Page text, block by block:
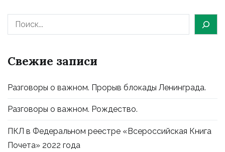
Свежие записи
Разговоры о важном. Прорыв блокады Ленинграда.
Разговоры о важном. Рождество.
ПКЛ в Федеральном реестре «Всероссийская Книга
Почета» 2022 года